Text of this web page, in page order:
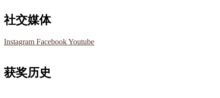
社交媒体
Instagram FacebookYoutube
获奖历史